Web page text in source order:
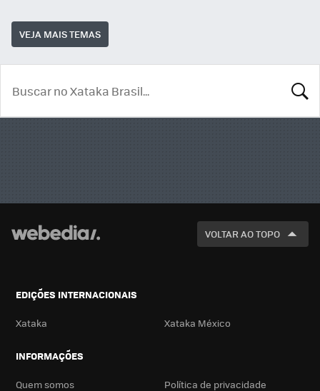
VEJA MAIS TEMAS
VOLTAR AO TOPO
EDIÇÕES INTERNACIONAIS
Xataka Xataka México
INFORMAÇÕES
Quem somos Política de privacidade